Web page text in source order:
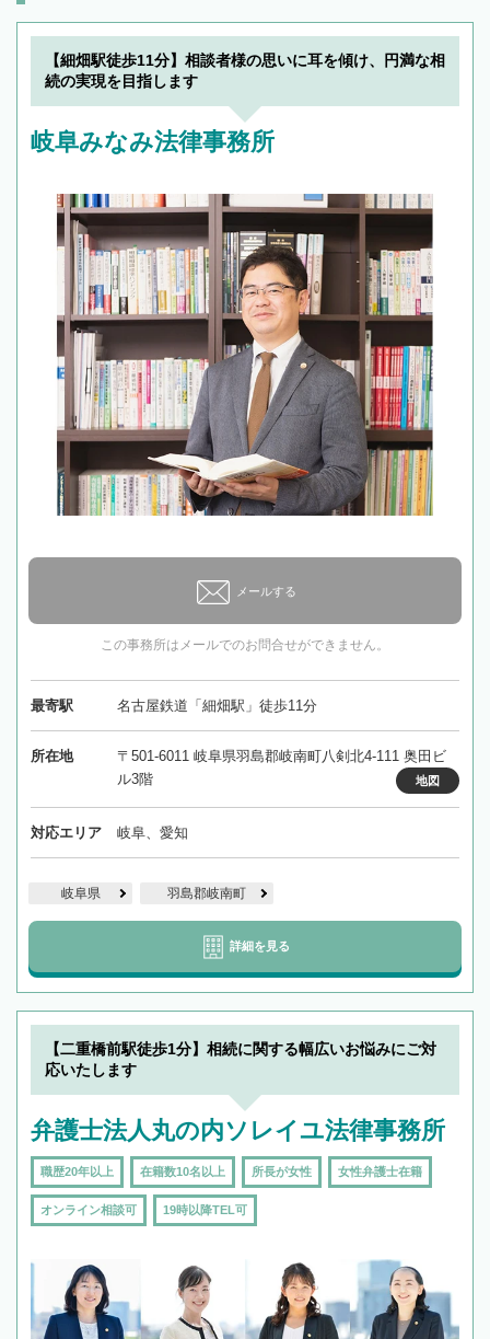
【細畑駅徒歩11分】相談者様の思いに耳を傾け、円満な相
続の実現を目指します
岐阜みなみ法律事務所
メールする
この事務所はメールでのお問合せができません。
最寄駅 名古屋鉄道「細畑駅」徒歩11分
所在地
〒501-6011 岐阜県羽島郡岐南町八剣北4-111 奥田ビ
ル3階
地図
対応エリア 岐阜、愛知
岐阜県 羽島郡岐南町
詳細を見る
【二重橋前駅徒歩1分】相続に関する幅広いお悩みにご対
応いたします
弁護士法人丸の内ソレイユ法律事務所
職歴20年以上 在籍数10名以上 所長が女性 女性弁護士在籍
オンライン相談可 19時以降TEL可